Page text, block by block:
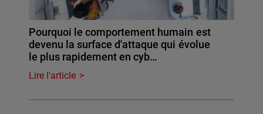
Pourquoi le comportement humain est
devenu la surface d'attaque qui évolue
le plus rapidement en cyb…
Lire l'article